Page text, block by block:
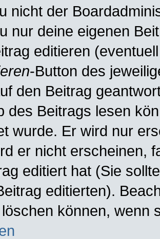
nicht der
nur deine eigenen
editieren
-Button des
den Beitrag
des Beitrags lesen
wurde. Er wird nur
er nicht erscheinen,
editiert hat (Sie
editierten).
können, wenn